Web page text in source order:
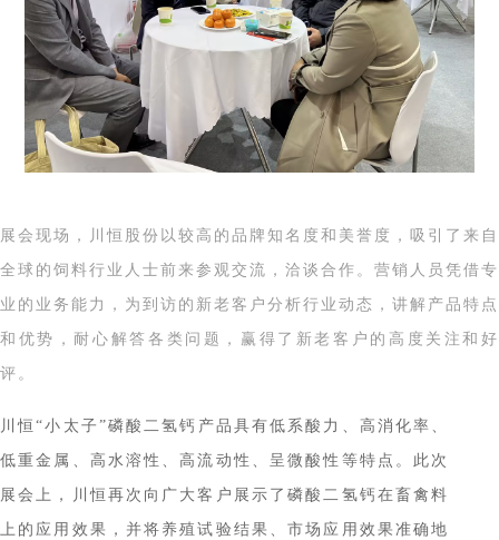
展会现场，川恒股份以较高的品牌知名度和美誉度，吸引了来自
全球的饲料行业人士前来参观交流，洽谈合作。营销人员凭借专
业的业务能力，为到访的新老客户分析行业动态，讲解产品特点
和优势，耐心解答各类问题，赢得了新老客户的高度关注和好
评 。
川恒“小太子”磷酸二氢钙产品具有低系酸 力、高消化率、
低重金属、高水溶性、高流动性、呈微酸性等特点 。 此次
展会上， 川恒 再次向广大客户 展示了磷酸二氢钙在畜禽料
上的应用效果， 并将养殖试验结果、市场应用效果准确地